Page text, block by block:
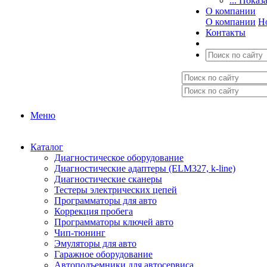
О компании
О компании
Контакты
Меню
Каталог
Диагностическое оборудование
Диагностические адаптеры (ELM327, k-line)
Диагностические сканеры
Тестеры электрических цепей
Программаторы для авто
Коррекция пробега
Программаторы ключей авто
Чип-тюнинг
Эмуляторы для авто
Гаражное оборудование
Автоподъемники для автосервиса